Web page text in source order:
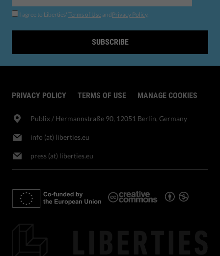
I agree to Liberties' Terms of Use andPrivacy Policy.
SUBSCRIBE
PRIVACY POLICY TERMS OF USE MANAGE COOKIES
Publix​ / Hermannstraße 90, 12051 Berlin, Germany
info (at) liberties.eu
press (at) liberties.eu